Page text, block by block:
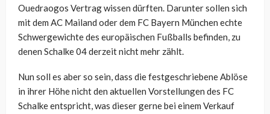
Ouedraogos Vertrag wissen dürften. Darunter sollen sich
mit dem AC Mailand oder dem FC Bayern München echte
Schwergewichte des europäischen Fußballs befinden, zu
denen Schalke 04 derzeit nicht mehr zählt.
Nun soll es aber so sein, dass die festgeschriebene Ablöse
in ihrer Höhe nicht den aktuellen Vorstellungen des FC
Schalke entspricht, was dieser gerne bei einem Verkauf